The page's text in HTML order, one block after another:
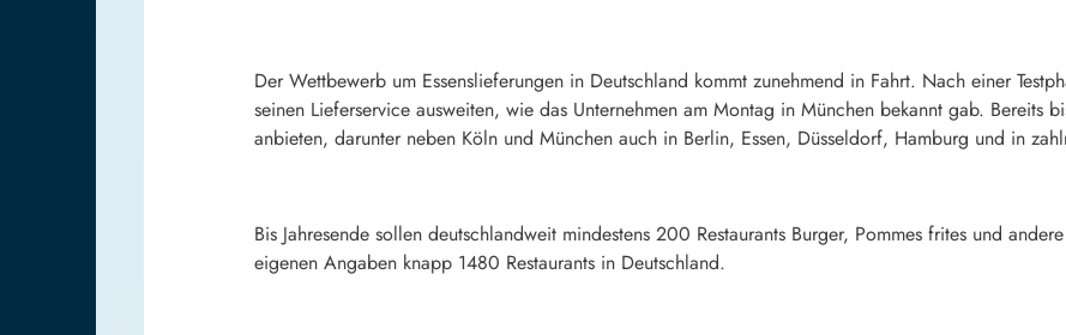
Der Wettbewerb um Essenslieferungen in Deutschland kommt zunehmend in Fahrt. Nach einer
seinen Lieferservice ausweiten, wie das Unternehmen am Montag in München bekannt gab. Bereits
anbieten, darunter neben Köln und München auch in Berlin, Essen, Düsseldorf, Hamburg und in
Bis Jahresende sollen deutschlandweit mindestens 200 Restaurants Burger, Pommes frites und
eigenen Angaben knapp 1480 Restaurants in Deutschland.